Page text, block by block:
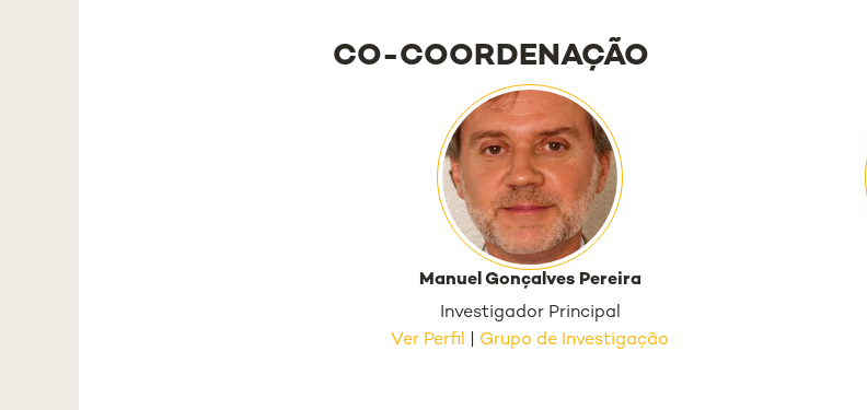
CO-COORDENAÇÃO
Manuel Gonçalves Pereira
Investigador Principal
Ver Perfil
Grupo de Investigação